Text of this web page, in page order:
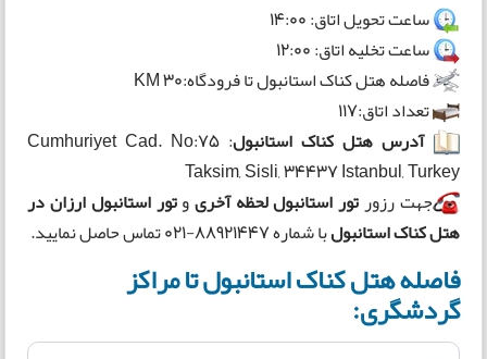
ساعت تحویل اتاق: 14:00
ساعت تخلیه اتاق: 12:00
فاصله هتل کناک استانبول تا فرودگاه:30 KM
تعداد اتاق:117
آدرس هتل کناک استانبول:
Cumhuriyet Cad. No:75
Taksim, Sisli, 34437 Istanbul, Turkey
جهت رزورتور استانبول لحظه آخریوتور استانبول ارزان در
هتل کناک استانبولبا شماره 88921447-021 تماس حاصل نمایید.
فاصله هتل کناک استانبول تا مراکز
گردشگری: